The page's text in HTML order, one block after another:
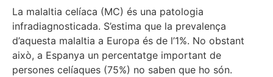
La malaltia celíaca (MC) és una patologia
infradiagnosticada. S’estima que la prevalença
d’aquesta malaltia a Europa és de l’1%. No obstant
això, a Espanya un percentatge important de
persones celíaques (75%) no saben que ho són.